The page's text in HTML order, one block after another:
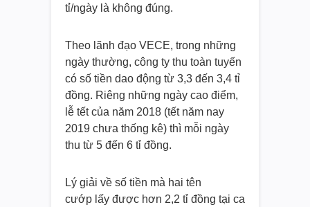
tỉ/ngày là không đúng.
Theo lãnh đạo VECE, trong những
ngày thường, công ty thu toàn tuyến
có số tiền dao động từ 3,3 đến 3,4 tỉ
đồng. Riêng những ngày cao điểm,
lễ tết của năm 2018 (tết năm nay
2019 chưa thống kê) thì mỗi ngày
thu từ 5 đến 6 tỉ đồng.
Lý giải về số tiền mà hai tên
cướp lấy được hơn 2,2 tỉ đồng tại ca